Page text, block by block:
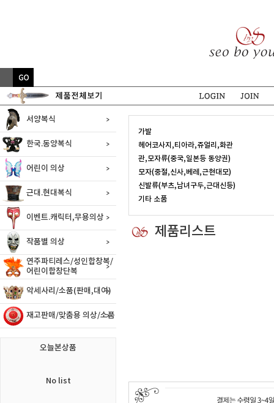
서양복식
한국.동양복식
어린이 의상
근대.현대복식
이벤트.캐릭터,무용의상
작품별 의상
연주파티레스/성인합창복/
어린이합창단복
악세사리/소품(판매,대여)
재고판매/맞춤용 의상/소품
오늘본상품
No list
가발
헤어코사지,티아라,쥬얼리,화관
관,모자류(중국,일본등 동양권)
모자(중절,신사,베레,근현대모)
신발류(부츠,남녀구두,근대신등)
기타 소품
제품리스트